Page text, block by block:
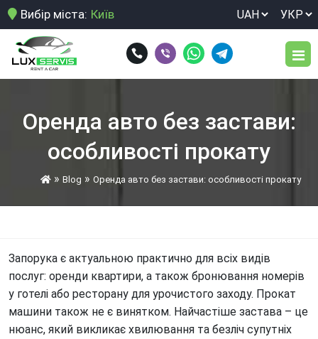
Вибір міста: Київ
Послуги
Оренда авто для виїзду за кордон
Оренда авто для корпоративних клієнтів
Оренда авто для подорожей
Умови оренди
Відгуки
Контакти
Оренда авто без застави:
особливості прокату
» Blog » Оренда авто без застави: особливості прокату
Запорука є актуальною практично для всіх видів
послуг: оренди квартири, а також бронювання номерів
у готелі або ресторану для урочистого заходу. Прокат
машини також не є винятком. Найчастіше застава – це
нюанс, який викликає хвилювання та безліч супутніх